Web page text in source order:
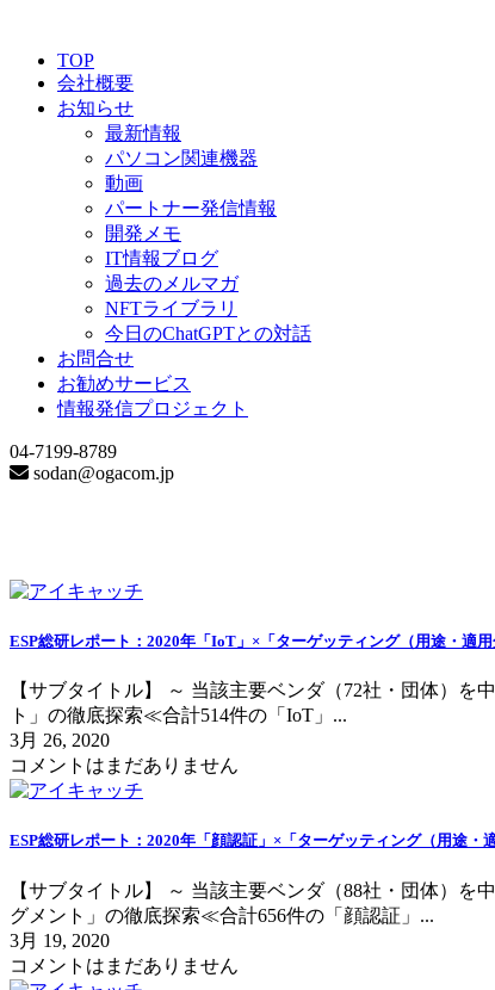
TOP
会社概要
お知らせ
最新情報
パソコン関連機器
動画
パートナー発信情報
開発メモ
IT情報ブログ
過去のメルマガ
NFTライブラリ
今日のChatGPTとの対話
お問合せ
お勧めサービス
情報発信プロジェクト
04-7199-8789
sodan@ogacom.jp
ESP総研レポート：2020年「IoT」×「ターゲッティング（用途・適
【サブタイトル】 ～ 当該主要ベンダ（72社・団体）
ト」の徹底探索≪合計514件の「IoT」...
3月 26, 2020
コメントはまだありません
ESP総研レポート：2020年「顔認証」×「ターゲッティング（用途・
【サブタイトル】 ～ 当該主要ベンダ（88社・団体）
グメント」の徹底探索≪合計656件の「顔認証」...
3月 19, 2020
コメントはまだありません